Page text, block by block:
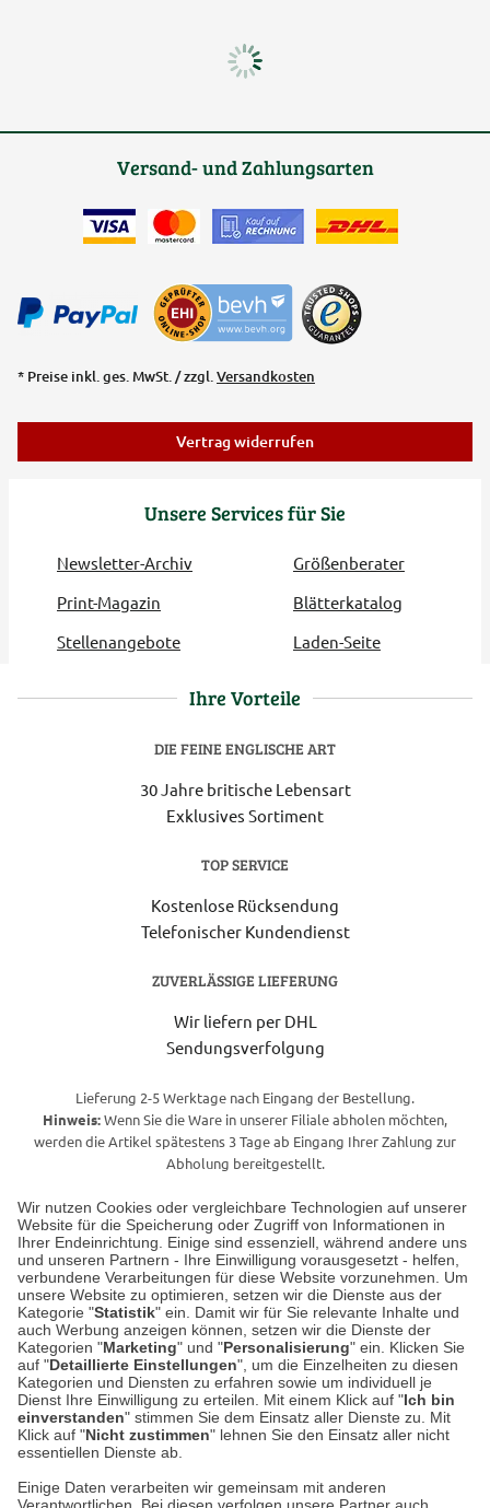
Wir nutzen Cookies oder vergleichbare Technologien auf unserer
Website für die Speicherung oder Zugriff von Informationen in
Ihrer Endeinrichtung. Einige sind essenziell, während andere uns
und unseren Partnern - Ihre Einwilligung vorausgesetzt - helfen,
verbundene Verarbeitungen für diese Website vorzunehmen. Um
unsere Website zu optimieren, setzen wir die Dienste aus der
Kategorie "Statistik" ein. Damit wir für Sie relevante Inhalte und
auch Werbung anzeigen können, setzen wir die Dienste der
Kategorien "Marketing" und "Personalisierung" ein. Klicken Sie
auf "Detaillierte Einstellungen", um die Einzelheiten zu diesen
Kategorien und Diensten zu erfahren sowie um individuell je
Dienst Ihre Einwilligung zu erteilen. Mit einem Klick auf "Ich bin
einverstanden" stimmen Sie dem Einsatz aller Dienste zu. Mit
Klick auf "Nicht zustimmen" lehnen Sie den Einsatz aller nicht
essentiellen Dienste ab.
Einige Daten verarbeiten wir gemeinsam mit anderen
Unsere Services für Sie
Newsletter-Archiv
Größenberater
Print-Magazin
Blätterkatalog
Stellenangebote
Laden-Seite
Versand- und Zahlungsarten
* Preise inkl. ges. MwSt. / zzgl.Versandkosten
Vertrag widerrufen
Ihre Vorteile
DIE FEINE ENGLISCHE ART
30 Jahre britische Lebensart
Exklusives Sortiment
TOP SERVICE
Kostenlose Rücksendung
Telefonischer Kundendienst
ZUVERLÄSSIGE LIEFERUNG
Wir liefern per DHL
Sendungsverfolgung
Lieferung 2-5 Werktage nach Eingang der Bestellung.
Hinweis:Wenn Sie die Ware in unserer Filiale abholen möchten,
werden die Artikel spätestens 3 Tage ab Eingang Ihrer Zahlung zur
Abholung bereitgestellt.
Unser Geschäft in Meckenheim
Auf dem Steinbüchel 6
53340 Meckenheim
Montag bis Samstag 9:00 Uhr bis 18:00 Uhr
weitere Information
Hier finden Sie uns im Netz